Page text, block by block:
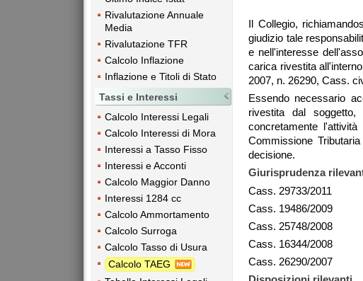
Rivalutazione Annuale
Media
Rivalutazione TFR
Calcolo Inflazione
Inflazione e Titoli di Stato
Tassi e Interessi
Calcolo Interessi Legali
Calcolo Interessi di Mora
Interessi a Tasso Fisso
Interessi e Acconti
Calcolo Maggior Danno
Interessi 1284 cc
Calcolo Ammortamento
Calcolo Surroga
Calcolo Tasso di Usura
Calcolo TAEG
Il Collegio,
giudizio tale
e nell'interesse
carica rivestita
2007, n. 26290, Cass.
Essendo necessario
rivestita dal
concretamente
Commissione
decisione.
Giurisprudenza
Cass. 29733/2011
Cass. 19486/2009
Cass. 25748/2008
Cass. 16344/2008
Cass. 26290/2007